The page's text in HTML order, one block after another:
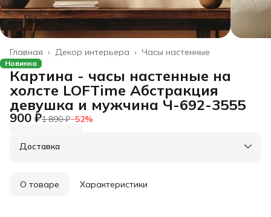
Часы настенные
Декор интерьера ›
Главная ›
Новинка
Картина - часы настенные на
холсте LOFTime Абстракция
девушка и мужчина Ч-692-3555
900 ₽1 890 ₽−52%
Доставка
О товаре Характеристики